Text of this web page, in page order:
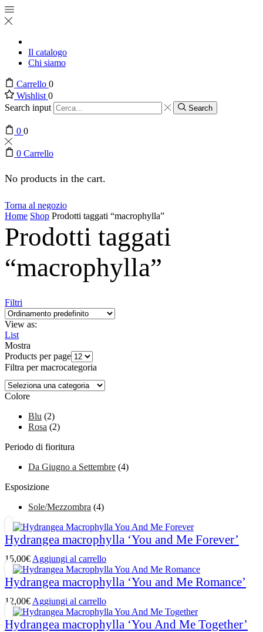
Il catalogo
Chi siamo
Carrello 0
Wishlist 0
Search input
Search
0 0
0 Carrello
No products in the cart.
Torna al negozio
Home Shop Prodotti taggati “macrophylla”
Prodotti taggati
“macrophylla”
Filtri
View as:
List
Mostra
Products per page
Filtra per macrocategoria
Colore
Blu (2)
Rosa (2)
Periodo di fioritura
Da Giugno a Settembre (4)
Esposizione
Sole/Mezzombra (4)
Hydrangea macrophylla ‘You and Me Forever’
15,00€ Aggiungi al carrello
Hydrangea macrophylla ‘You and Me Romance’
12,00€ Aggiungi al carrello
Hydrangea macrophylla ‘You And Me Together’